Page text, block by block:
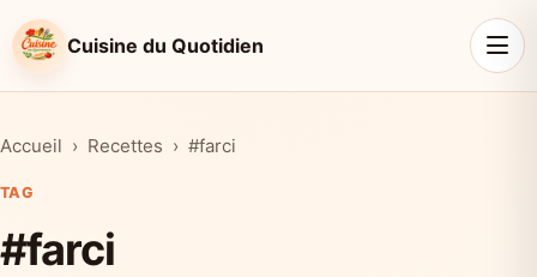
Cuisine du Quotidien
Accueil Recettes #farci
TAG
#farci